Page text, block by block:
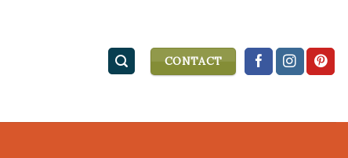
CONTACT